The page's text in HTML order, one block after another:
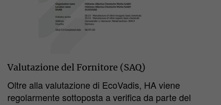
Valutazione del Fornitore (SAQ)
Oltre alla valutazione di EcoVadis, HA viene
regolarmente sottoposta a verifica da parte del